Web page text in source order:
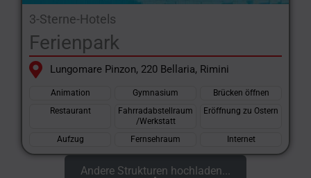
3-Sterne-Hotels
Ferienpark
Lungomare Pinzon, 220 Bellaria, Rimini
Animation Gymnasium
Brücken öffnen
Restaurant
Fahrradabstellraum
/Werkstatt
Eröffnung zu Ostern
Aufzug Fernsehraum Internet
Andere Strukturen hochladen...